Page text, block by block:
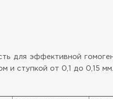
для эффективной
ступкой от 0,1 до 0,15